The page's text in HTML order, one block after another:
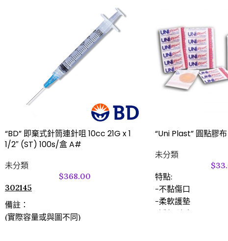
“BD” 即棄式針筒連針咀 10cc 21G x 1
1/2″ (ST) 100s/盒 A#
未分類
$368.00
302145
備註：
(實際容量或與圖不同)
“Uni Plast” 圓點膠
未分類
$
特點:
-不黏傷口
-柔軟護墊
-透氣,防水